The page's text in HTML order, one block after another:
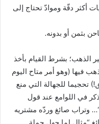
أكثر دقّة وموادّ تحتاج إلى
بثمن أو بدونه.
الذهب؛ بشرط القيام بأخذ
فيها (وهو أمر متاح اليوم
تحجيما للجهالة التي منع
ذكر في اللوامع عند قول
“… وتراب صائغ وردّه مشتريه